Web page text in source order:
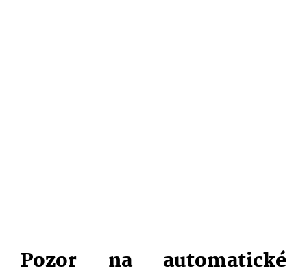
Pozor na automatické